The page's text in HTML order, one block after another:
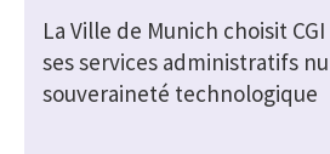
La Ville de Munich choisit
ses services administratifs
souveraineté technologique